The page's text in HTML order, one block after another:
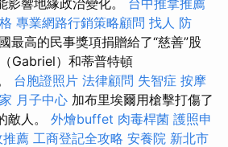
影響地緣政治變化。 台中推拿推薦
專業網路行銷策略顧問 找人 防
最高的民事獎項捐贈給了“慈善”股
Gabriel）和蒂普特頓
台胞證照片 法律顧問 失智症 按摩
月子中心 加布里埃爾用槍擊打傷了
敵人。 外燴buffet 肉毒桿菌 護照申
推薦 工商登記全攻略 安養院 新北市